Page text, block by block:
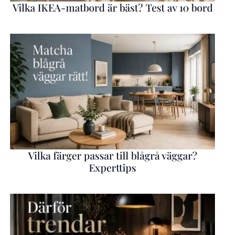
Vilka IKEA-matbord är bäst? Test av 10 bord
Vilka färger passar till blågrå väggar?
Experttips